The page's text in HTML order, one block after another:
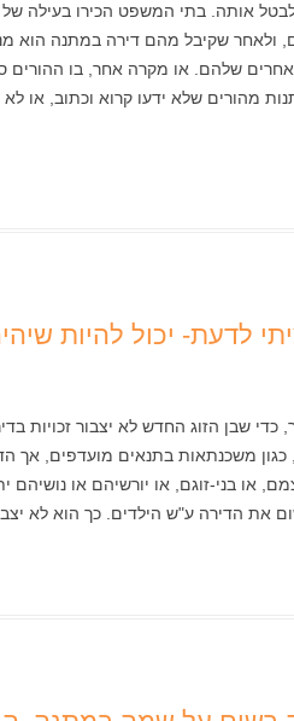
אותה. בתי המשפט הכירו בעילה
ולאחר שקיבל מהם דירה במתנה הוא
שלהם. או מקרה אחר, בו ההורים
מהורים שלא ידעו קרוא וכתוב, או
יכול להיות
שבן הזוג החדש לא יצבור זכויות
משכנתאות בתנאים מועדפים, אך
בני-זוגם, או יורשיהם או נושיהם
הדירה ע"ש הילדים. כך הוא לא